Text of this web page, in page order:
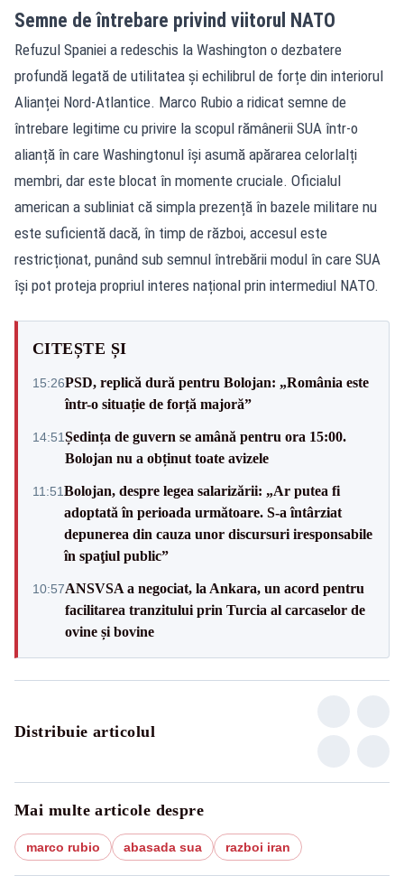
Semne de întrebare privind viitorul NATO
Refuzul Spaniei a redeschis la Washington o dezbatere
profundă legată de utilitatea și echilibrul de forțe din interiorul
Alianței Nord-Atlantice. Marco Rubio a ridicat semne de
întrebare legitime cu privire la scopul rămânerii SUA într-o
alianță în care Washingtonul își asumă apărarea celorlalți
membri, dar este blocat în momente cruciale. Oficialul
american a subliniat că simpla prezență în bazele militare nu
este suficientă dacă, în timp de război, accesul este
restricționat, punând sub semnul întrebării modul în care SUA
își pot proteja propriul interes național prin intermediul NATO.
CITEȘTE ȘI
15:26PSD, replică dură pentru Bolojan: „România este
într-o situație de forță majoră”
14:51Ședința de guvern se amână pentru ora 15:00.
Bolojan nu a obținut toate avizele
11:51Bolojan, despre legea salarizării: „Ar putea fi
adoptată în perioada următoare. S-a întârziat
depunerea din cauza unor discursuri iresponsabile
în spaţiul public”
10:57ANSVSA a negociat, la Ankara, un acord pentru
facilitarea tranzitului prin Turcia al carcaselor de
ovine și bovine
Distribuie articolul
Mai multe articole despre
marco rubio abasada sua razboi iran